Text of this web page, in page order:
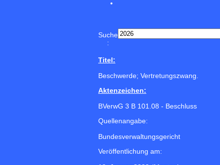
Suche
:
Titel:
Beschwerde; Vertretungszwang.
Aktenzeichen:
BVerwG 3 B 101.08 - Beschluss
Quellenangabe:
Bundesverwaltungsgericht
Veröffentlichung am: